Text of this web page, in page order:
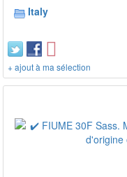
Italy
+ ajout à ma sélection